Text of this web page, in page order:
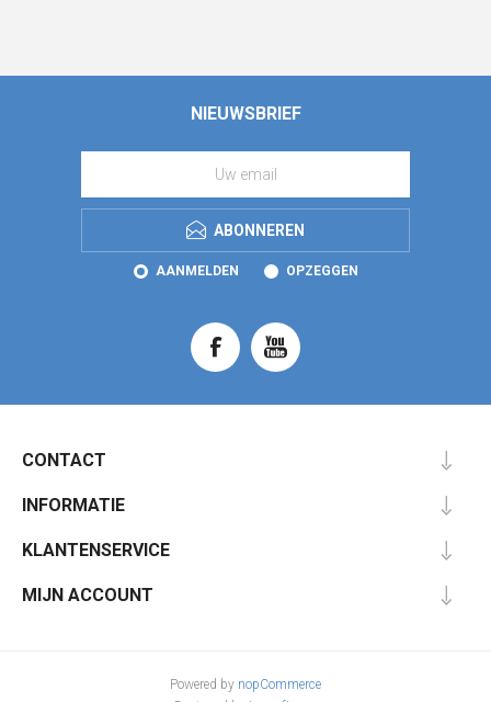
NIEUWSBRIEF
ABONNEREN
AANMELDEN OPZEGGEN
CONTACT
INFORMATIE
KLANTENSERVICE
MIJN ACCOUNT
Powered by nopCommerce